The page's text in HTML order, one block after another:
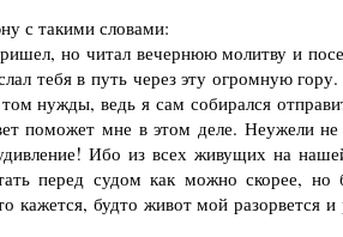
с такими словами:
но читал вечернюю молитву и
тебя в путь через эту огромную
нужды, ведь я сам собирался
поможет мне в этом деле. Неужели не
Ибо из всех живущих на
перед судом как можно скорее,
кажется, будто живот мой разорвется и